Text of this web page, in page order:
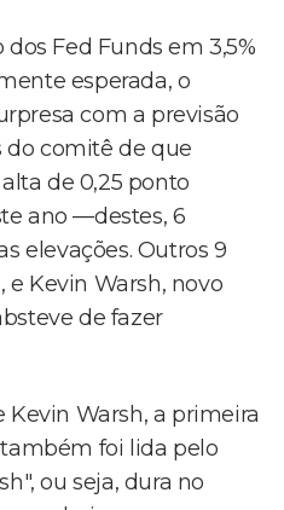
Fed Funds em 3,5%
esperada, o
com a previsão
do comitê de que
de 0,25 ponto
ano —destes, 6
elevações. Outros 9
e Kevin Warsh, novo
de fazer
Warsh, a primeira
foi lida pelo
ou seja, dura no